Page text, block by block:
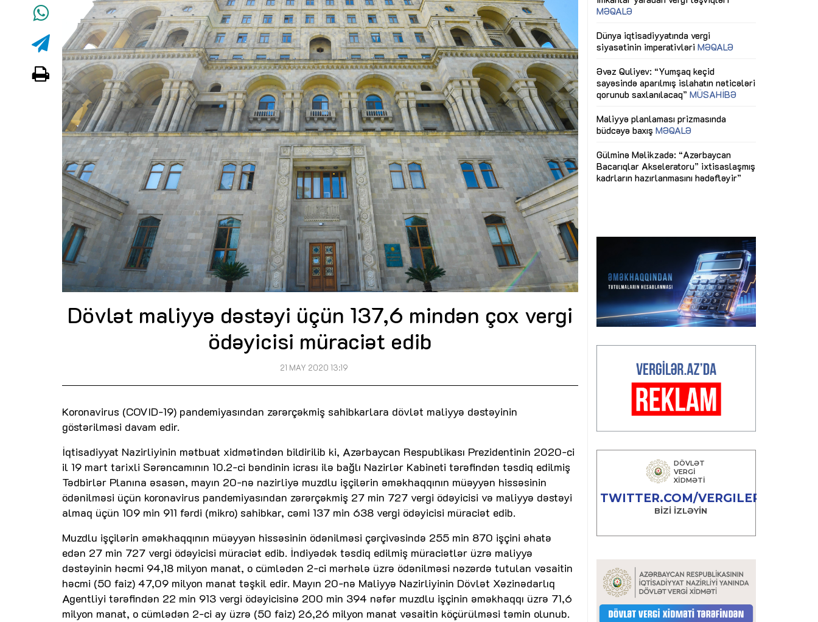
Dövlət maliyyə dəstəyi üçün 137,6 mindən çox vergi
ödəyicisi müraciət edib
21 MAY 2020 13:19
Koronavirus (COVID-19) pandemiyasından zərərçəkmiş sahibkarlara dövlət maliyyə dəstəyinin
göstərilməsi davam edir.
İqtisadiyyat Nazirliyinin mətbuat xidmətindən bildirilib ki, Azərbaycan Respublikası Prezidentinin 2020-ci
il 19 mart tarixli Sərəncamının 10.2-ci bəndinin icrası ilə bağlı Nazirlər Kabineti tərəfindən təsdiq edilmiş
Tədbirlər Planına əsasən, mayın 20-nə nazirliyə muzdlu işçilərin əməkhaqqının müəyyən hissəsinin
ödənilməsi üçün koronavirus pandemiyasından zərərçəkmiş 27 min 727 vergi ödəyicisi və maliyyə dəstəyi
almaq üçün 109 min 911 fərdi (mikro) sahibkar, cəmi 137 min 638 vergi ödəyicisi müraciət edib.
Muzdlu işçilərin əməkhaqqının müəyyən hissəsinin ödənilməsi çərçivəsində 255 min 870 işçini əhatə
edən 27 min 727 vergi ödəyicisi müraciət edib. İndiyədək təsdiq edilmiş müraciətlər üzrə maliyyə
dəstəyinin həcmi 94,18 milyon manat, o cümlədən 2-ci mərhələ üzrə ödənilməsi nəzərdə tutulan vəsaitin
həcmi (50 faiz) 47,09 milyon manat təşkil edir. Mayın 20-nə Maliyyə Nazirliyinin Dövlət Xəzinədarlıq
Agentliyi tərəfindən 22 min 913 vergi ödəyicisinə 200 min 394 nəfər muzdlu işçinin əməkhaqqı üzrə 71,6
milyon manat, o cümlədən 2-ci ay üzrə (50 faiz) 26,26 milyon manat vəsaitin köçürülməsi təmin olunub.
Dünya iqtisadiyyatında vergi
siyasətinin imperativləriMƏQALƏ
Əvəz Quliyev: “Yumşaq keçid
sayəsində aparılmış islahatın nəticələri
qorunub saxlanılacaq”MÜSAHİBƏ
Maliyyə planlaması prizmasında
büdcəyə baxışMƏQALƏ
Gülminə Məlikzadə: “Azərbaycan
Bacarıqlar Akseleratoru” ixtisaslaşmış
kadrların hazırlanmasını hədəfləyir”
Nicat İmanov: "Vergi qanunvericiliyinə
dəyişikliklər sahibkarlıq mühitinin
yaxşılaşdırılmasına xidmət edir"
MÜSAHİBƏ
Aytən Kərimova: “Məqsədimiz daha
inklüziv iş mühiti yaratmaq, çevik və
öyrənən komanda formalaşdırmaqdır”
MÜSAHİBƏ
Azərbaycanda dövlət-özəl tərəfdaşlığı
çərçivəsində həyata keçirilən ilk pilot
layihə
VİDEO
Aydın Hüseynov: “Əsrin müqaviləsi”
Azərbaycanın iqtisadi suverenliyini
təmin edən əsas dayaqlardandır”
MÜSAHİBƏ
Dünya iqtisadiyyatında vergi
siyasətinin imperativləri
Əvəz Quliyev: “Yumşaq keçid
sayəsində aparılmış islahatın nəticələri
qorunub saxlanılacaq”
MÜSAHİBƏ
Maliyyə planlaması prizmasında
büdcəyə baxışMƏQALƏ
Gülminə Məlikzadə: “Azərbaycan
Bacarıqlar Akseleratoru” ixtisaslaşmış
kadrların hazırlanmasını hədəfləyir”